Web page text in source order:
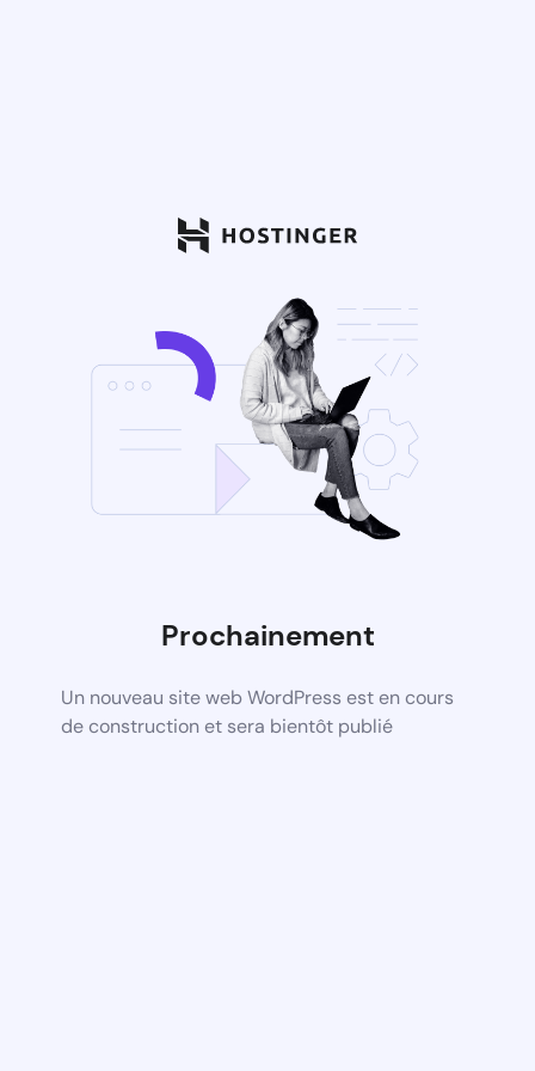
Prochainement
Un nouveau site web WordPress est en cours
de construction et sera bientôt publié